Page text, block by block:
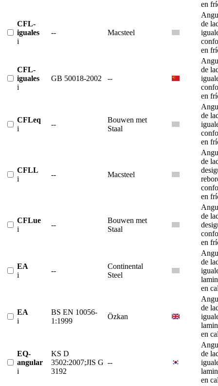
en
CFL-
iguales
i
-- Macsteel
de
en
CFL-
iguales
i
GB 50018-2002 --
de
en
CFLeq
i
--
Bouwen met
Staal
de
en
CFLL
i
-- Macsteel
de
en
CFLue
i
--
Bouwen met
Staal
de
en
EA
i
--
Continental
Steel
de
en
EA
i
BS EN 10056-
1:1999
Özkan
de
en
EQ-
angular
i
KS D
3502:2007;JIS G
3192
--
de
en